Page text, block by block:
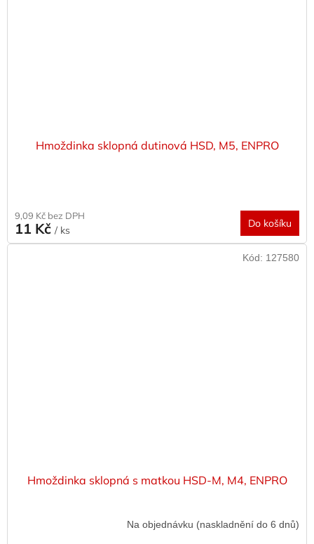
Hmoždinka sklopná dutinová HSD, M5, ENPRO
9,09 Kč bez DPH
11 Kč / ks
Do košíku
Hmoždinka sklopná s matkou HSD-M, M4, ENPRO
Na objednávku (naskladnění do 6 dnů)
Kód: 127580